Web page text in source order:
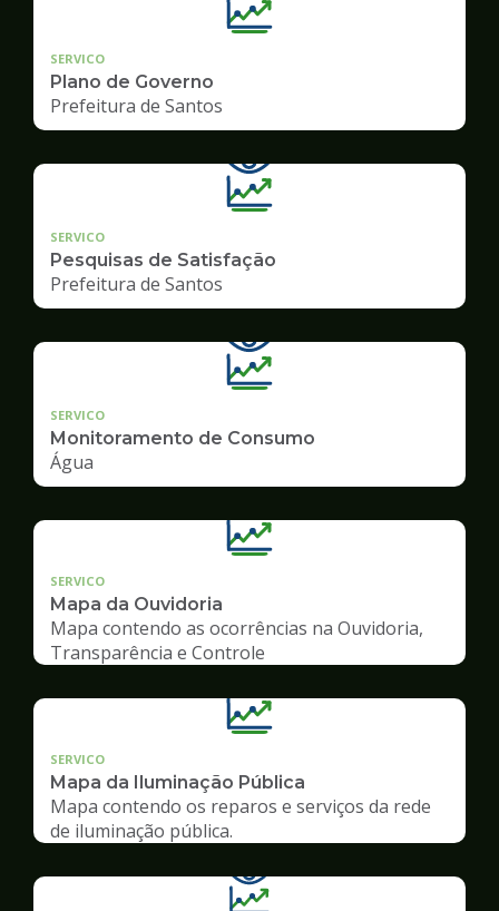
SERVICO
Plano de Governo
Prefeitura de Santos
SERVICO
Pesquisas de Satisfação
Prefeitura de Santos
SERVICO
Monitoramento de Consumo
Água
SERVICO
Mapa da Ouvidoria
Mapa contendo as ocorrências na Ouvidoria,
Transparência e Controle
SERVICO
Mapa da Iluminação Pública
Mapa contendo os reparos e serviços da rede
de iluminação pública.
Ilustração